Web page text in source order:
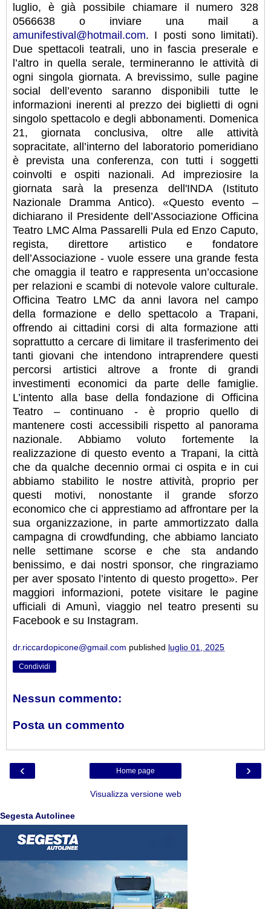
luglio, è già possibile chiamare il numero 328
0566638 o inviare una mail a
amunifestival@hotmail.com. I posti sono limitati).
Due spettacoli teatrali, uno in fascia preserale e
l’altro in quella serale, termineranno le attività di
ogni singola giornata. A brevissimo, sulle pagine
social dell’evento saranno disponibili tutte le
informazioni inerenti al prezzo dei biglietti di ogni
singolo spettacolo e degli abbonamenti. Domenica
21, giornata conclusiva, oltre alle attività
sopracitate, all’interno del laboratorio pomeridiano
è prevista una conferenza, con tutti i soggetti
coinvolti e ospiti nazionali. Ad impreziosire la
giornata sarà la presenza dell'INDA (Istituto
Nazionale Dramma Antico). «Questo evento –
dichiarano il Presidente dell’Associazione Officina
Teatro LMC Alma Passarelli Pula ed Enzo Caputo,
regista, direttore artistico e fondatore
dell’Associazione - vuole essere una grande festa
che omaggia il teatro e rappresenta un’occasione
per relazioni e scambi di notevole valore culturale.
Officina Teatro LMC da anni lavora nel campo
della formazione e dello spettacolo a Trapani,
offrendo ai cittadini corsi di alta formazione atti
soprattutto a cercare di limitare il trasferimento dei
tanti giovani che intendono intraprendere questi
percorsi artistici altrove a fronte di grandi
investimenti economici da parte delle famiglie.
L’intento alla base della fondazione di Officina
Teatro – continuano - è proprio quello di
mantenere costi accessibili rispetto al panorama
nazionale. Abbiamo voluto fortemente la
realizzazione di questo evento a Trapani, la città
che da qualche decennio ormai ci ospita e in cui
abbiamo stabilito le nostre attività, proprio per
questi motivi, nonostante il grande sforzo
economico che ci apprestiamo ad affrontare per la
sua organizzazione, in parte ammortizzato dalla
campagna di crowdfunding, che abbiamo lanciato
nelle settimane scorse e che sta andando
benissimo, e dai nostri sponsor, che ringraziamo
per aver sposato l’intento di questo progetto». Per
maggiori informazioni, potete visitare le pagine
ufficiali di Amunì, viaggio nel teatro presenti su
Facebook e su Instagram.
dr.riccardopicone@gmail.com published luglio 01, 2025
Condividi
Nessun commento:
Posta un commento
‹ ›
Home page
Visualizza versione web
Segesta Autolinee